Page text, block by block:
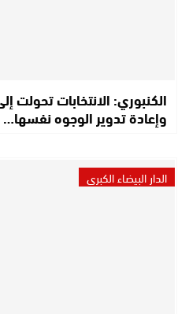
الكنبوري: الانتخابات تحولت
وإعادة تدوير الوجوه نفسها…
الدار البيضاء الكبرى